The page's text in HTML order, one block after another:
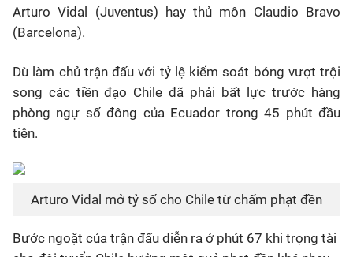
Arturo Vidal (Juventus) hay thủ môn Claudio Bravo
(Barcelona).
Dù làm chủ trận đấu với tỷ lệ kiểm soát bóng vượt trội
song các tiền đạo Chile đã phải bất lực trước hàng
phòng ngự số đông của Ecuador trong 45 phút đầu
tiên.
Arturo Vidal mở tỷ số cho Chile từ chấm phạt đền
Bước ngoặt của trận đấu diễn ra ở phút 67 khi trọng tài